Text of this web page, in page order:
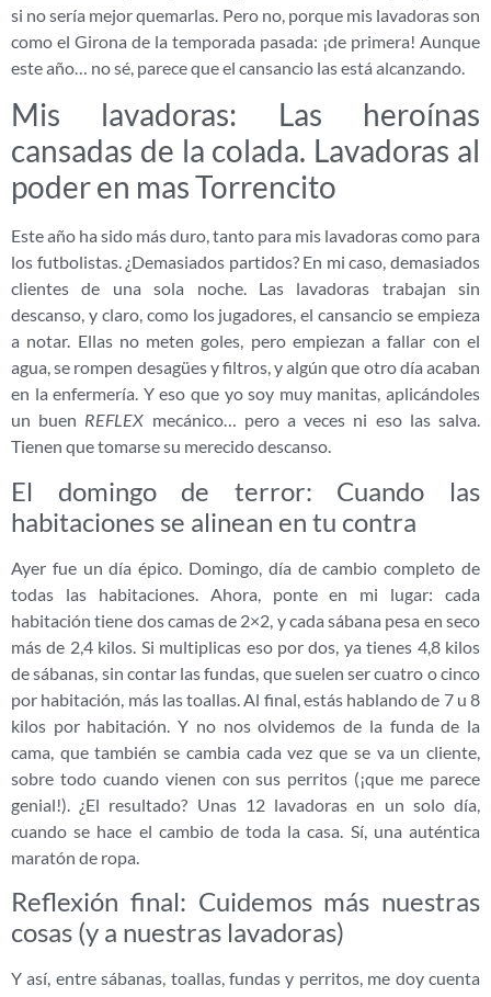
si no sería mejor quemarlas. Pero no, porque mis lavadoras son
como el Girona de la temporada pasada: ¡de primera! Aunque
este año… no sé, parece que el cansancio las está alcanzando.
Mis lavadoras: Las heroínas
cansadas de la colada. Lavadoras al
poder en mas Torrencito
Este año ha sido más duro, tanto para mis lavadoras como para
los futbolistas. ¿Demasiados partidos? En mi caso, demasiados
clientes de una sola noche. Las lavadoras trabajan sin
descanso, y claro, como los jugadores, el cansancio se empieza
a notar. Ellas no meten goles, pero empiezan a fallar con el
agua, se rompen desagües y filtros, y algún que otro día acaban
en la enfermería. Y eso que yo soy muy manitas, aplicándoles
un buen REFLEX mecánico… pero a veces ni eso las salva.
Tienen que tomarse su merecido descanso.
El domingo de terror: Cuando las
habitaciones se alinean en tu contra
Ayer fue un día épico. Domingo, día de cambio completo de
todas las habitaciones. Ahora, ponte en mi lugar: cada
habitación tiene dos camas de 2×2, y cada sábana pesa en seco
más de 2,4 kilos. Si multiplicas eso por dos, ya tienes 4,8 kilos
de sábanas, sin contar las fundas, que suelen ser cuatro o cinco
por habitación, más las toallas. Al final, estás hablando de 7 u 8
kilos por habitación. Y no nos olvidemos de la funda de la
cama, que también se cambia cada vez que se va un cliente,
sobre todo cuando vienen con sus perritos (¡que me parece
genial!). ¿El resultado? Unas 12 lavadoras en un solo día,
cuando se hace el cambio de toda la casa. Sí, una auténtica
maratón de ropa.
Reflexión final: Cuidemos más nuestras
cosas (y a nuestras lavadoras)
Y así, entre sábanas, toallas, fundas y perritos, me doy cuenta